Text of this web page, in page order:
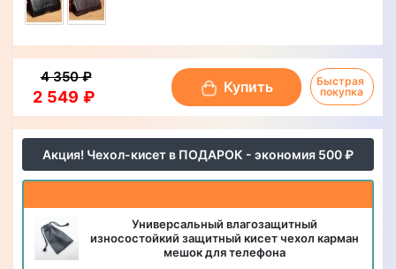
Акция! Чехол-кисет в ПОДАРОК - экономия 500 ₽
Универсальный влагозащитный
износостойкий защитный кисет чехол карман
мешок для телефона
2 549 ₽
4 350 ₽
Купить
Быстрая
покупка